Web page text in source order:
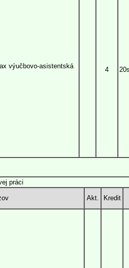
výučbovo-asistentská
4
práci
Akt. Kredit